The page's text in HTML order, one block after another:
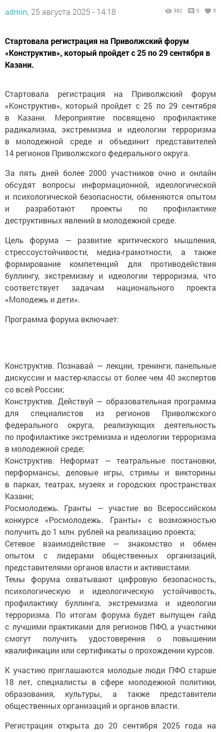
admin, 25 августа 2025 - 14:18 382 0 0
Стартовала регистрация на Приволжский форум
«Конструктив», который пройдет с 25 по 29 сентября в
Казани.
Стартовала регистрация на Приволжский форум
«Конструктив», который пройдет с 25 по 29 сентября
в Казани. Мероприятие посвящено профилактике
радикализма, экстремизма и идеологии терроризма
в молодежной среде и объединит представителей
14 регионов Приволжского федерального округа.
За пять дней более 2000 участников очно и онлайн
обсудят вопросы информационной, идеологической
и психологической безопасности, обменяются опытом
и разработают проекты по профилактике
деструктивных явлений в молодежной среде.
Цель форума — развитие критического мышления,
стрессоустойчивости, медиа-грамотности, а также
формирование компетенций для противодействия
буллингу, экстремизму и идеологии терроризма, что
соответствует задачам национального проекта
«Молодежь и дети».
Программа форума включает:
Конструктив. Познавай — лекции, тренинги, панельные
дискуссии и мастер-классы от более чем 40 экспертов
со всей России;
Конструктив. Действуй — образовательная программа
для специалистов из регионов Приволжского
федерального округа, реализующих деятельность
по профилактике экстремизма и идеологии терроризма
в молодежной среде;
Конструктив. Неформат — театральные постановки,
перформансы, деловые игры, стримы и викторины
в парках, театрах, музеях и городских пространствах
Казани;
Росмолодежь. Гранты — участие во Всероссийском
конкурсе «Росмолодежь. Гранты» с возможностью
получить до 1 млн. рублей на реализацию проекта;
Сетевое взаимодействие — знакомство и обмен
опытом с лидерами общественных организаций,
представителями органов власти и активистами.
Темы форума охватывают цифровую безопасность,
психологическую и идеологическую устойчивость,
профилактику буллинга, экстремизма и идеологии
терроризма. По итогам форума будет выпущен гайд
с лучшими практиками для регионов ПФО, а участники
смогут получить удостоверения о повышении
квалификации или сертификаты о прохождении курсов.
К участию приглашаются молодые люди ПФО старше
18 лет, специалисты в сфере молодежной политики,
образования, культуры, а также представители
общественных организаций и органов власти.
Регистрация открыта до 20 сентября 2025 года на